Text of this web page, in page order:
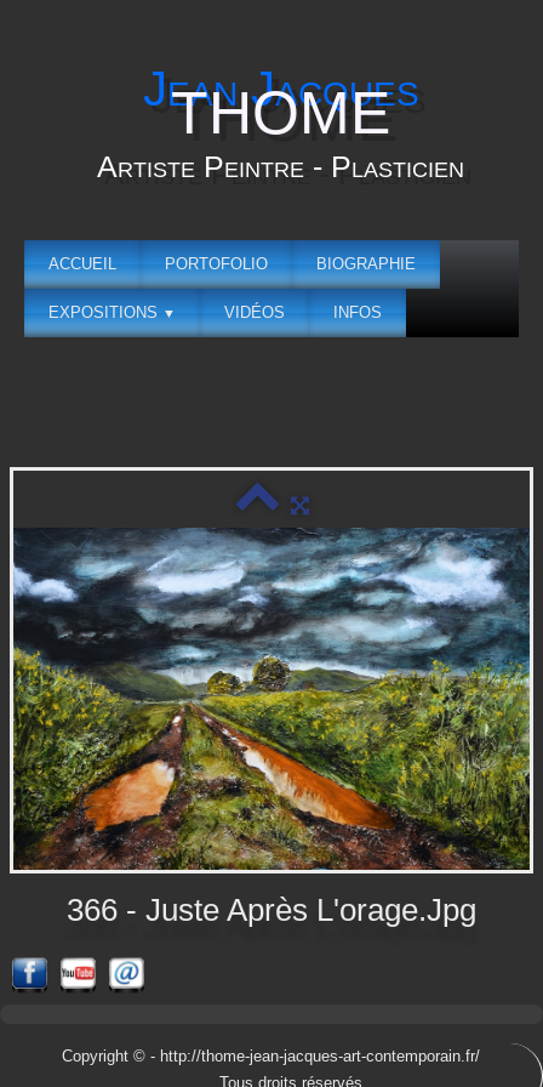
Jean Jacques
THOME
Artiste Peintre - Plasticien
ACCUEIL PORTOFOLIO BIOGRAPHIE
EXPOSITIONS ▼ VIDÉOS INFOS
366 - Juste Après L'orage.jpg
Copyright © - http://thome-jean-jacques-art-contemporain.fr/
Tous droits réservés